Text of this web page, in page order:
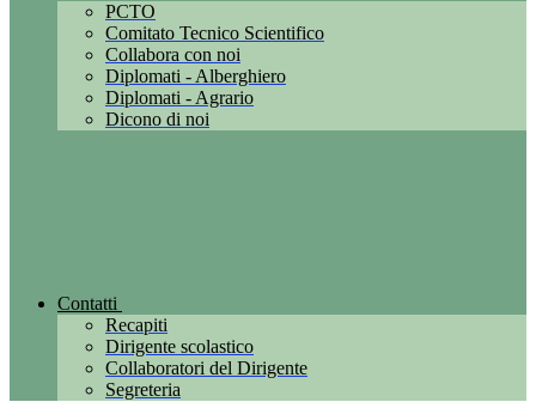
PCTO
Comitato Tecnico Scientifico
Collabora con noi
Diplomati - Alberghiero
Diplomati - Agrario
Dicono di noi
Contatti
Recapiti
Dirigente scolastico
Collaboratori del Dirigente
Segreteria